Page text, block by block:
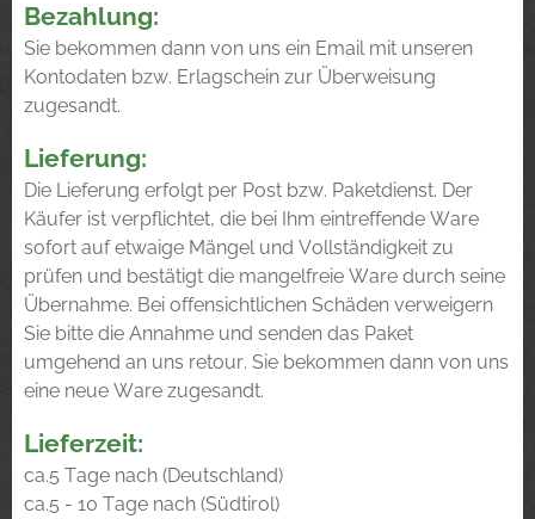
Bezahlung:
Sie bekommen dann von uns ein Email mit unseren
Kontodaten bzw. Erlagschein zur Überweisung
zugesandt.
Lieferung:
Die Lieferung erfolgt per Post bzw. Paketdienst. Der
Käufer ist verpflichtet, die bei Ihm eintreffende Ware
sofort auf etwaige Mängel und Vollständigkeit zu
prüfen und bestätigt die mangelfreie Ware durch seine
Übernahme. Bei offensichtlichen Schäden verweigern
Sie bitte die Annahme und senden das Paket
umgehend an uns retour. Sie bekommen dann von uns
eine neue Ware zugesandt.
Lieferzeit:
ca.5 Tage nach (Deutschland)
ca.5 - 10 Tage nach (Südtirol)